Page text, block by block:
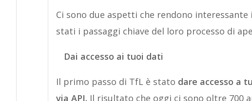
Ci sono due aspetti che rendono
stati i passaggi chiave del loro processo di
Dai accesso ai tuoi dati
Il primo passo di TfL è stato dare accesso a
via API. Il risultato che oggi ci sono oltre 700